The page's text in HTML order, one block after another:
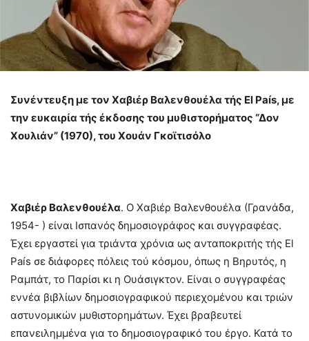
Συνέντευξη με τον Χαβιέρ Βαλενθουέλα τής El País, με
την ευκαιρία τής έκδοσης του μυθιστορήματος “Δον
Χουλιάν” (1970), του Χουάν Γκοϊτισόλο
Χαβιέρ Βαλενθουέλα. Ο Χαβιέρ Βαλενθουέλα (Γρανάδα,
1954- ) είναι Ισπανός δημοσιογράφος και συγγραφέας.
Έχει εργαστεί για τριάντα χρόνια ως ανταποκριτής τής El
País σε διάφορες πόλεις τού κόσμου, όπως η Βηρυτός, η
Ραμπάτ, το Παρίσι κι η Ουάσιγκτον. Είναι ο συγγραφέας
εννέα βιβλίων δημοσιογραφικού περιεχομένου και τριών
αστυνομικών μυθιστορημάτων. Έχει βραβευτεί
επανειλημμένα για το δημοσιογραφικό του έργο. Κατά το